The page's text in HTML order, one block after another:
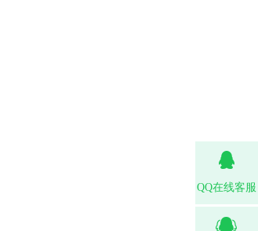
QQ在线客服